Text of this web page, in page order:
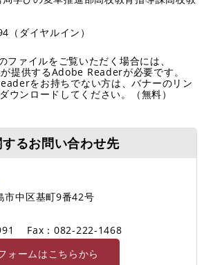
（ダイヤルイン）
ファイルをご覧いただく場合には、
提供するAdobe Readerが必要です。
をお持ちでない方は、バナーのリン
ウンロードしてください。（無料）
るお問い合わせ先
市中区基町9番42号
Fax：082-222-1468
ォームはこちらから